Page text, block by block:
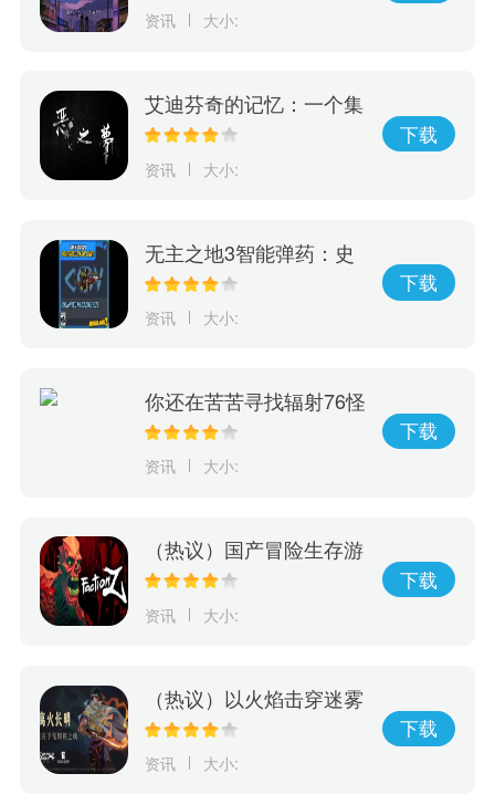
资讯 大小:
艾迪芬奇的记忆：一个集
冒险、推理、惊险于一身
战！
资讯 大小:
下载
无主之地3智能弹药：史
诗级秘密武器，彻底改变
资讯 大小:
下载
你还在苦苦寻找辐射76怪
物大全？现在有这款神奇
辐射76怪物等级和人物等
资讯 大小:
下载
（热议）国产冒险生存游
戏《Faction Z》震撼来
资讯 大小:
下载
（热议）以火焰击穿迷雾
动作解谜游戏《离火长
资讯 大小:
下载